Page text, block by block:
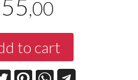
55,00
to cart